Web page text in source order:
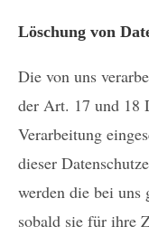
Löschung von
Die von uns
der Art. 17 und 18
Verarbeitung
dieser
werden die bei uns
sobald sie für ihre